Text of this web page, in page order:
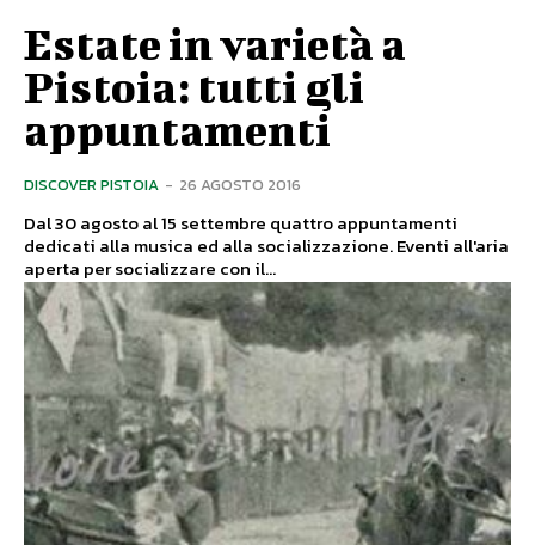
Estate in varietà a
Pistoia: tutti gli
appuntamenti
DISCOVER PISTOIA - 26 AGOSTO 2016
Dal 30 agosto al 15 settembre quattro appuntamenti
dedicati alla musica ed alla socializzazione. Eventi all'aria
aperta per socializzare con il...